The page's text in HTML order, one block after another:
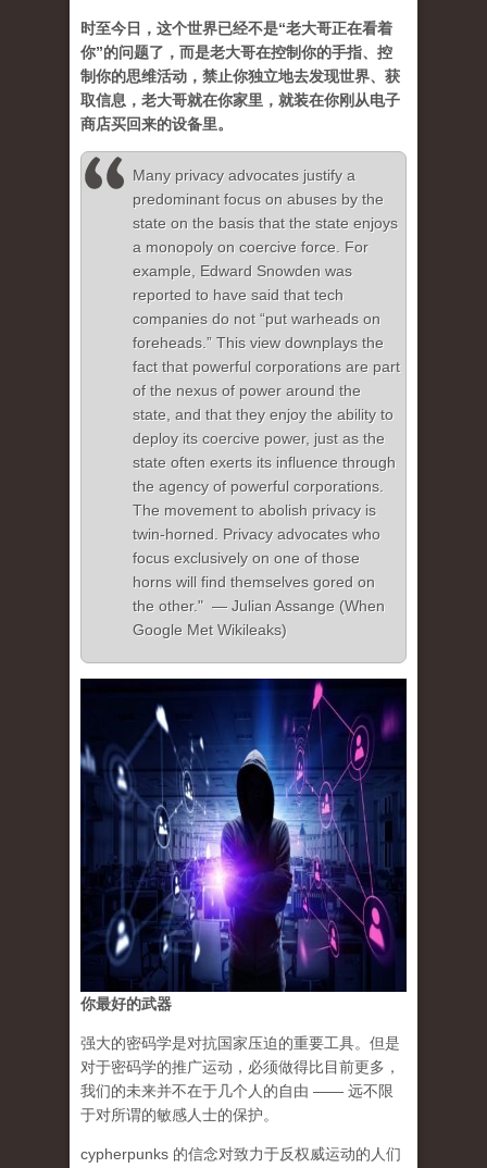
时至今日，这个世界已经不是“老大哥正在看着
你”的问题了，而是老大哥在控制你的手指、控
制你的思维活动，禁止你独立地去发现世界、获
取信息，老大哥就在你家里，就装在你刚从电子
商店买回来的设备里。
Many privacy advocates justify a
predominant focus on abuses by the
state on the basis that the state enjoys
a monopoly on coercive force. For
example, Edward Snowden was
reported to have said that tech
companies do not “put warheads on
foreheads.” This view downplays the
fact that powerful corporations are part
of the nexus of power around the
state, and that they enjoy the ability to
deploy its coercive power, just as the
state often exerts its influence through
the agency of powerful corporations.
The movement to abolish privacy is
twin-horned. Privacy advocates who
focus exclusively on one of those
horns will find themselves gored on
the other." — Julian Assange (When
Google Met Wikileaks)
你最好的武器
强大的密码学是对抗国家压迫的重要工具。但是
对于密码学的推广运动，必须做得比目前更多，
我们的未来并不在于几个人的自由 —— 远不限
于对所谓的敏感人士的保护。
cypherpunks 的信念对致力于反权威运动的人们